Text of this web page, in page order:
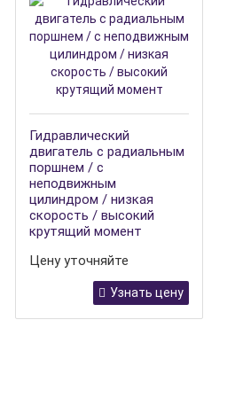
Гидравлический
двигатель с радиальным
поршнем / с
неподвижным
цилиндром / низкая
скорость / высокий
крутящий момент
Цену уточняйте
Узнать цену